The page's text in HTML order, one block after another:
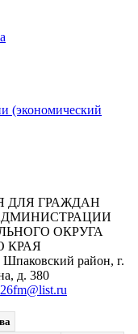
(экономический
ДЛЯ ГРАЖДАН
ОКРУГА
КРАЯ
Шпаковский район, г.
д. 380
26fm@list.ru